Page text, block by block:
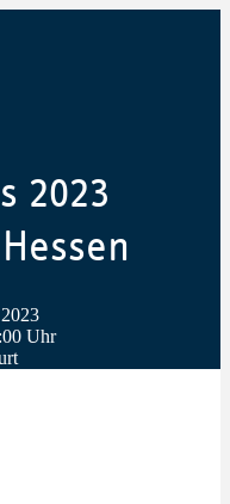
2023
Uhr